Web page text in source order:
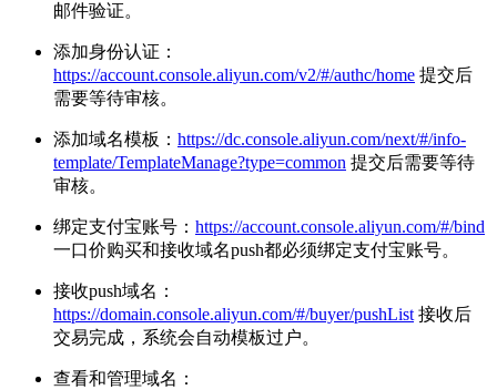
邮件验证。
添加身份认证：
https://account.console.aliyun.com/v2/#/authc/home 提交后
需要等待审核。
添加域名模板： https://dc.console.aliyun.com/next/#/info-
template/TemplateManage?type=common 提交后需要等待
审核。
绑定支付宝账号： https://account.console.aliyun.com/#/bind
一口价购买和接收域名push都必须绑定支付宝账号。
接收push域名：
https://domain.console.aliyun.com/#/buyer/pushList 接收后
交易完成，系统会自动模板过户。
查看和管理域名：